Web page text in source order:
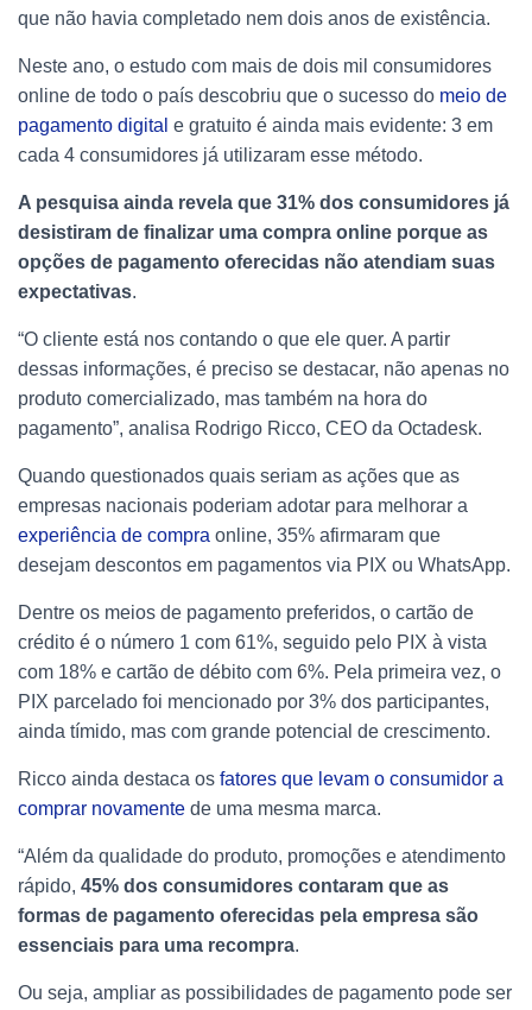
que não havia completado nem dois anos de existência.
Neste ano, o estudo com mais de dois mil consumidores
online de todo o país descobriu que o sucesso do meio de
pagamento digital e gratuito é ainda mais evidente: 3 em
cada 4 consumidores já utilizaram esse método.
A pesquisa ainda revela que 31% dos consumidores já
desistiram de finalizar uma compra online porque as
opções de pagamento oferecidas não atendiam suas
expectativas.
“O cliente está nos contando o que ele quer. A partir
dessas informações, é preciso se destacar, não apenas no
produto comercializado, mas também na hora do
pagamento”, analisa Rodrigo Ricco, CEO da Octadesk.
Quando questionados quais seriam as ações que as
empresas nacionais poderiam adotar para melhorar a
experiência de compra online, 35% afirmaram que
desejam descontos em pagamentos via PIX ou WhatsApp.
Dentre os meios de pagamento preferidos, o cartão de
crédito é o número 1 com 61%, seguido pelo PIX à vista
com 18% e cartão de débito com 6%. Pela primeira vez, o
PIX parcelado foi mencionado por 3% dos participantes,
ainda tímido, mas com grande potencial de crescimento.
Ricco ainda destaca os fatores que levam o consumidor a
comprar novamente de uma mesma marca.
“Além da qualidade do produto, promoções e atendimento
rápido, 45% dos consumidores contaram que as
formas de pagamento oferecidas pela empresa são
essenciais para uma recompra.
Ou seja, ampliar as possibilidades de pagamento pode ser